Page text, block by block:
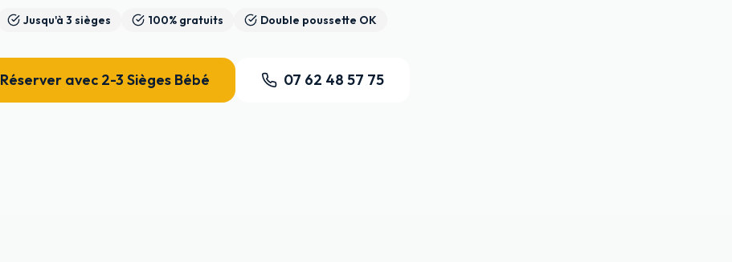
Jusqu'à 3 sièges 100% gratuits Double poussette OK
Réserver avec 2-3 Sièges Bébé 07 62 48 57 75